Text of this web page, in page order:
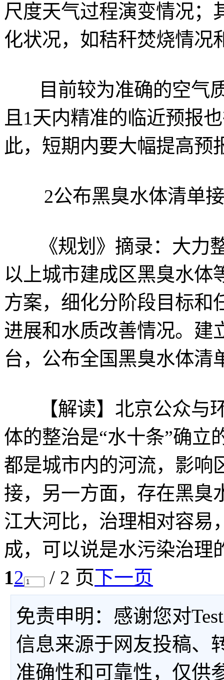
尺度天气过程演变情况；
化状况，如秸秆焚烧情况
目前较为准确的空气质
且1天内精准的临近预报
此，短期内要大幅提高预
2公布黑臭水体清单接
《规划》摘录：大力整
以上城市建成区黑臭水体
方案，细化分阶段目标和
进展和水质改善情况。建
台，公布全国黑臭水体清
【解读】北京公众与环
体的整治是“水十条”确立
都是城市内的河流，影响
接，另一方面，存在黑臭
江大河比，治理相对容易
成，可以说是水污染治理
12 / 2 页下一页
免责申明：感谢您对
信息来源于网友投稿、
准确性和可靠性，仅供